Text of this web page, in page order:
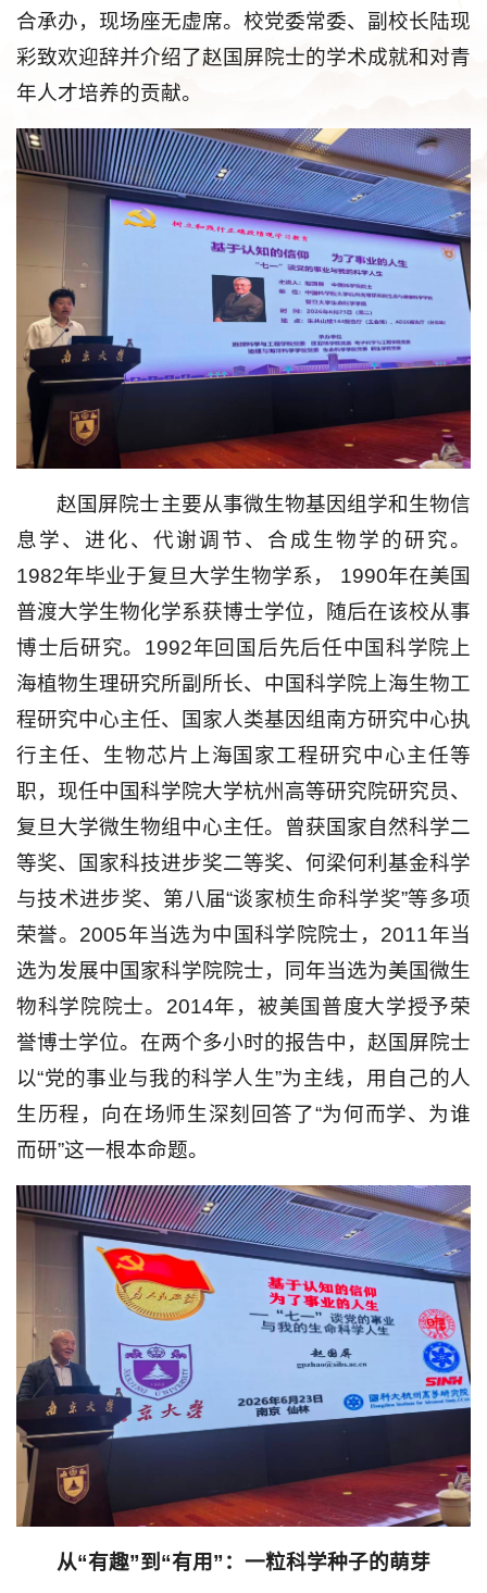
合承办，现场座无虚席。校党委常委、副校长陆现
彩致欢迎辞并介绍了赵国屏院士的学术成就和对青
年人才培养的贡献。
赵国屏院士主要从事微生物基因组学和生物信
息学、进化、代谢调节、合成生物学的研究。
1982年毕业于复旦大学生物学系， 1990年在美国
普渡大学生物化学系获博士学位，随后在该校从事
博士后研究。1992年回国后先后任中国科学院上
海植物生理研究所副所长、中国科学院上海生物工
程研究中心主任、国家人类基因组南方研究中心执
行主任、生物芯片上海国家工程研究中心主任等
职，现任中国科学院大学杭州高等研究院研究员、
复旦大学微生物组中心主任。曾获国家自然科学二
等奖、国家科技进步奖二等奖、何梁何利基金科学
与技术进步奖、第八届“谈家桢生命科学奖”等多项
荣誉。2005年当选为中国科学院院士，2011年当
选为发展中国家科学院院士，同年当选为美国微生
物科学院院士。2014年，被美国普度大学授予荣
誉博士学位。 在两个多小时的报告中，赵国屏院士
以“党的事业与我的科学人生”为主线，用自己的人
生历程，向在场师生深刻回答了“为何而学、为谁
而研”这一根本命题。
从“有趣”到“有用”：一粒科学种子的萌芽